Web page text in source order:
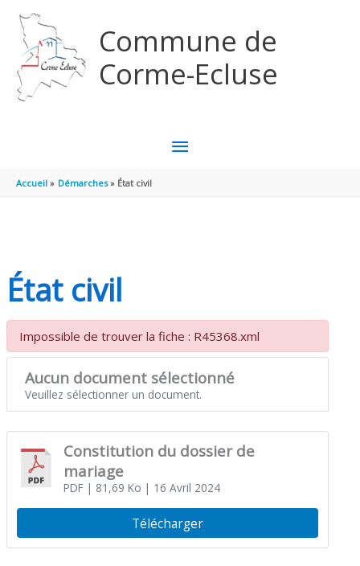
Commune de
Corme-Ecluse
MENU
Accueil Démarches État civil
État civil
Impossible de trouver la fiche : R45368.xml
Aucun document sélectionné
Veuillez sélectionner un document.
Constitution du dossier de
mariage
PDF| 81,69 Ko | 16 Avril 2024
Télécharger